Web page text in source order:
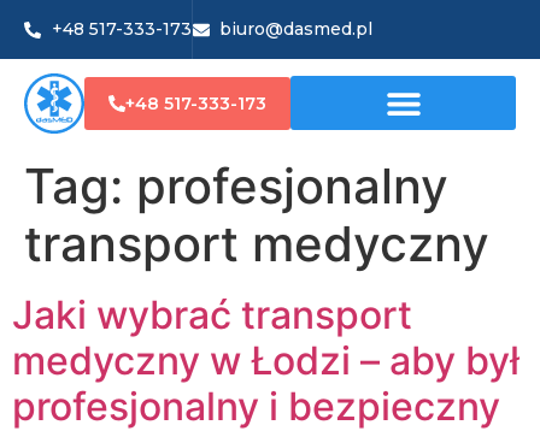
+48 517-333-173 biuro@dasmed.pl
+48 517-333-173
Tag: profesjonalny
transport medyczny
Jaki wybrać transport
medyczny w Łodzi – aby był
profesjonalny i bezpieczny